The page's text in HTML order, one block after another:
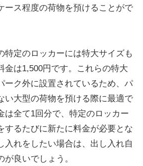
ース程度の荷物を預けることがで
特定のロッカーには特大サイズも
金は1,500円です。これらの特大
ーク外に設置されているため、パ
い大型の荷物を預ける際に最適で
は全て1回分で、特定のロッカー
するたびに新たに料金が必要とな
入れをしたい場合は、出し入れ自
良いでしょう。